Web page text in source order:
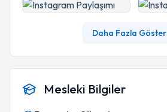
Daha Fazla Göster
Mesleki Bilgiler